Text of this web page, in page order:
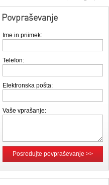
Povpraševanje
Ime in priimek:
Telefon:
Elektronska pošta:
Vaše vprašanje:
Posredujte povpraševanje >>